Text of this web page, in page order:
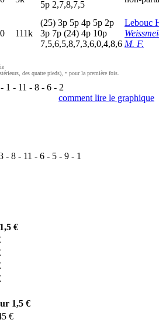
5p 2,7,8,7,5
111k
(25) 3p 5p 4p 5p 2p
3p 7p (24) 4p 10p
7,5,6,5,8,7,3,6,0,4,8,6
Lebouc
M. F.
des quatre pieds), • pour la première fois.
- 1 - 11 - 8 - 6 - 2
comment lire le graphique
- 8 - 11 - 6 - 5 - 9 - 1
€
1,5 €
€